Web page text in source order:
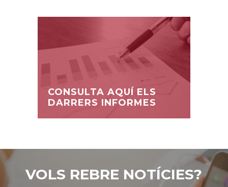
CONSULTA AQUÍ ELS
DARRERS INFORMES
VOLS REBRE NOTÍCIES?